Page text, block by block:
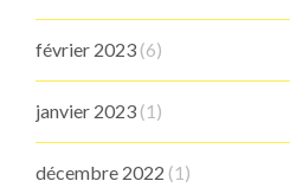
février 2023 (6)
janvier 2023 (1)
décembre 2022 (1)